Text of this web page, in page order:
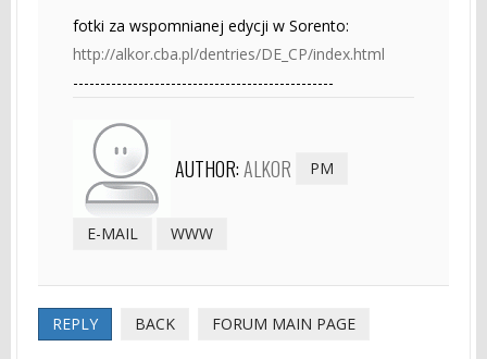
fotki za wspomnianej edycji w Sorento:
http://alkor.cba.pl/dentries/DE_CP/index.html
------------------------------------------------
AUTHOR:ALKOR PM
E-MAIL WWW
REPLY BACK FORUM MAIN PAGE